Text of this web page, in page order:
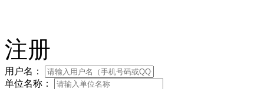
注册
用户名：
单位名称：